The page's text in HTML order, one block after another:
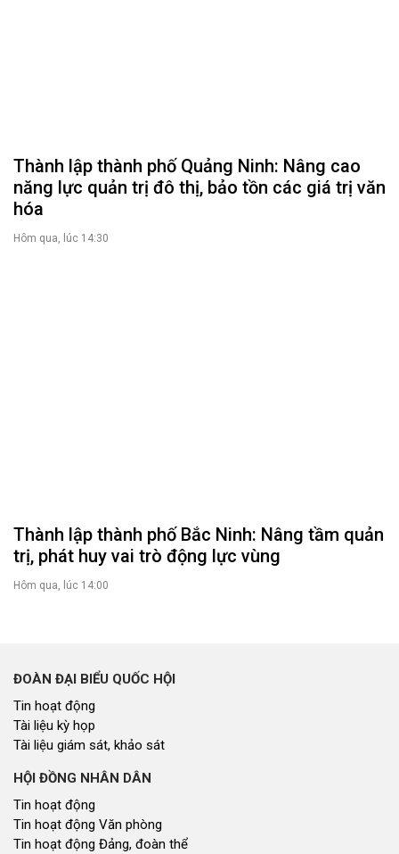
Thành lập thành phố Quảng Ninh: Nâng cao
năng lực quản trị đô thị, bảo tồn các giá trị văn
hóa
Hôm qua, lúc 14:30
Thành lập thành phố Bắc Ninh: Nâng tầm quản
trị, phát huy vai trò động lực vùng
Hôm qua, lúc 14:00
ĐOÀN ĐẠI BIỂU QUỐC HỘI
Tin hoạt động
Tài liệu kỳ họp
Tài liệu giám sát, khảo sát
HỘI ĐỒNG NHÂN DÂN
Tin hoạt động
Tin hoạt động Văn phòng
Tin hoạt động Đảng, đoàn thể